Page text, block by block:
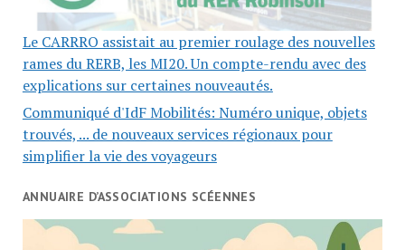
Le CARRRO assistait au premier roulage des nouvelles
rames du RERB, les MI20. Un compte-rendu avec des
explications sur certaines nouveautés.
Communiqué d'IdF Mobilités: Numéro unique, objets
trouvés, ... de nouveaux services régionaux pour
simplifier la vie des voyageurs
ANNUAIRE D’ASSOCIATIONS SCÉENNES